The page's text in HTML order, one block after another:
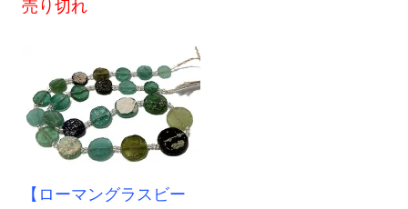
売り切れ
【ローマングラスビー